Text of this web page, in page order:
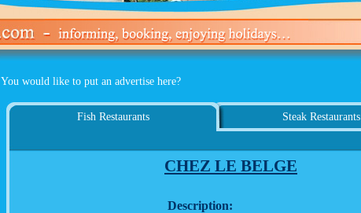
You would like to put an advertise here?
Fish Restaurants Steak Restaurants
CHEZ LE BELGE
Description: